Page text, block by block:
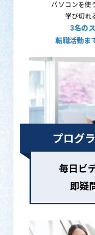
パソコンを使
学び切れ
3名の
転職活動ま